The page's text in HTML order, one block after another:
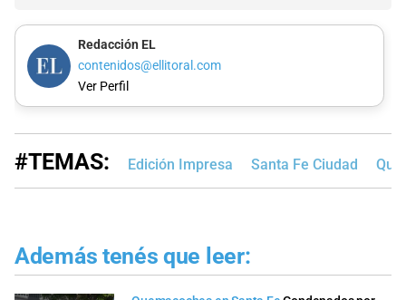
Redacción EL
contenidos@ellitoral.com
Ver Perfil
#TEMAS: Edición Impresa Santa Fe Ciudad
Además tenés que leer: